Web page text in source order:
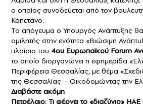
ο οποίος συνοδεύεται από τον
Καπετάνο.
Το απόγευμα ο Υπουργός Ανάπτυξης θα
ομιλητής στην ενότητα «Βιώσιμη
πλαίσιο του 4ου Ευρωπαϊκού Forum
το οποίο διοργανώνει η εφημερίδα
Περιφέρεια Θεσσαλίας, με θέμα
της Θεσσαλίας – Οικοδομώντας την
Διαβάστε ακόμη
Πετρέλαιο: Τι φέρνει το «διαζύγιο»